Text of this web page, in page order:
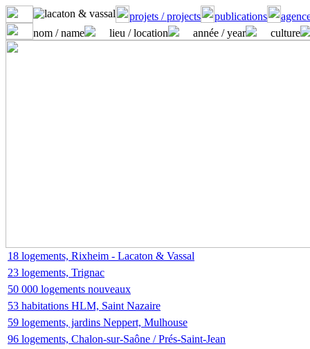
projets / projects publications
nom / name
lieu / location année / year culture
18 logements, Rixheim - Lacaton & Vassal
23 logements, Trignac
50 000 logements nouveaux
53 habitations HLM, Saint Nazaire
59 logements, jardins Neppert, Mulhouse
96 logements, Chalon-sur-Saône / Prés-Saint-Jean